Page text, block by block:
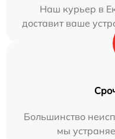
Наш курьер в
доставит ваше
Большинство
мы